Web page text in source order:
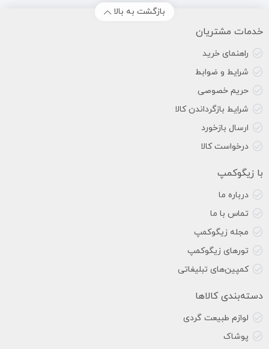
بازگشت به بالا
خدمات مشتریان
راهنمای خرید
شرایط و ضوابط
حریم خصوصی
شرایط بازگرداندن کالا
ارسال بازخورد
درخواست کالا
با زیگوکمپ
درباره ما
تماس با ما
مجله زیگوکمپ
تورهای زیگوکمپ
کمپین‌های تبلیغاتی
دسته‌بندی کالاها
لوازم طبیعت گردی
پوشاک